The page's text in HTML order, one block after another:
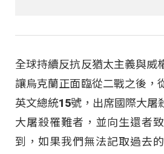
全球持續反抗反猶太主義與威
讓烏克蘭正面臨從二戰之後，
英文總統15號，出席國際大屠
大屠殺罹難者，並向生還者
到，如果我們無法記取過去